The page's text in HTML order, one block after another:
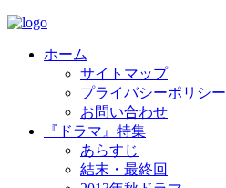
ホーム
サイトマップ
プライバシーポリシー
お問い合わせ
『ドラマ』特集
あらすじ
結末・最終回